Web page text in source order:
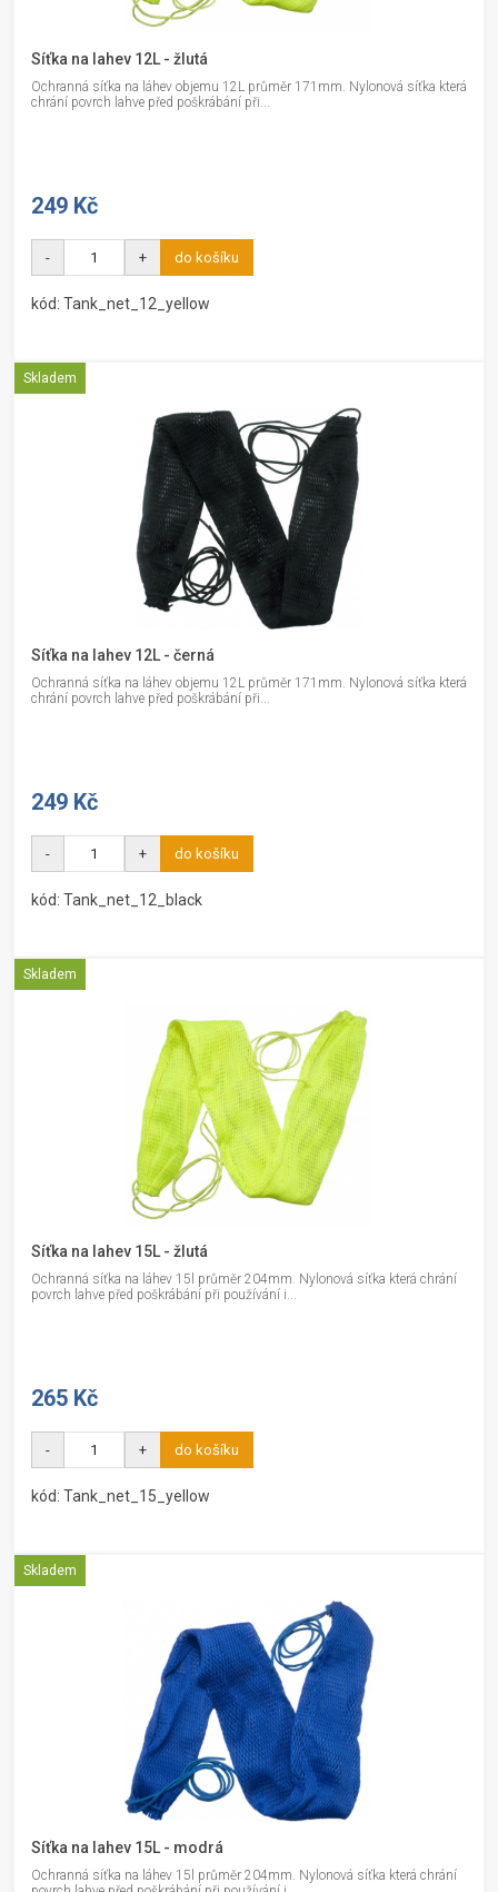
Síťka na lahev 12L - žlutá
Ochranná síťka na láhev objemu 12L průměr 171mm. Nylonová síťka která
chrání povrch lahve před poškrábání při...
249 Kč
- + do košíku
kód: Tank_net_12_yellow
Skladem
Síťka na lahev 12L - černá
Ochranná síťka na láhev objemu 12L průměr 171mm. Nylonová síťka která
chrání povrch lahve před poškrábání při...
249 Kč
- + do košíku
kód: Tank_net_12_black
Skladem
Síťka na lahev 15L - žlutá
Ochranná síťka na láhev 15l průměr 204mm. Nylonová síťka která chrání
povrch lahve před poškrábání při používání i...
265 Kč
- + do košíku
kód: Tank_net_15_yellow
Skladem
Síťka na lahev 15L - modrá
Ochranná síťka na láhev 15l průměr 204mm. Nylonová síťka která chrání